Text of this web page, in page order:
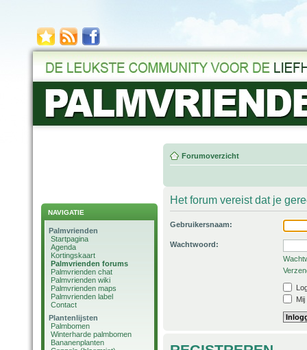
NAVIGATIE
Palmvrienden
Startpagina
Agenda
Kortingskaart
Palmvrienden forums
Palmvrienden chat
Palmvrienden wiki
Palmvrienden maps
Palmvrienden label
Contact
Plantenlijsten
Palmbomen
Winterharde palmbomen
Bananenplanten
Forumoverzicht
Het forum vereist dat je
Gebruikersnaam:
Wachtwoord: